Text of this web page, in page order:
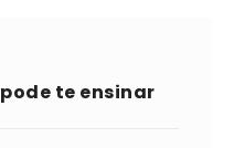
te ensinar